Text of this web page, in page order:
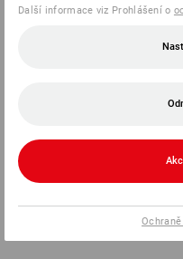
Další informace viz Prohlášení o
Ochraně